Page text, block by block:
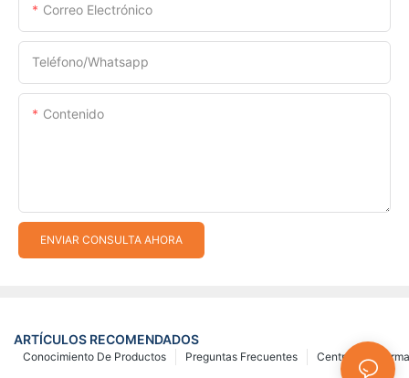
Correo Electrónico
Teléfono/whatsapp
Contenido
ENVIAR CONSULTA AHORA
ARTÍCULOS RECOMENDADOS
Centro De
Preguntas Frecuentes
Conocimiento De Productos